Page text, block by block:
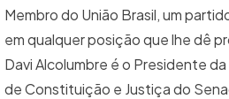
Membro do União Brasil, um
em qualquer posição que lhe dê
Davi Alcolumbre é o Presidente
de Constituição e Justiça do